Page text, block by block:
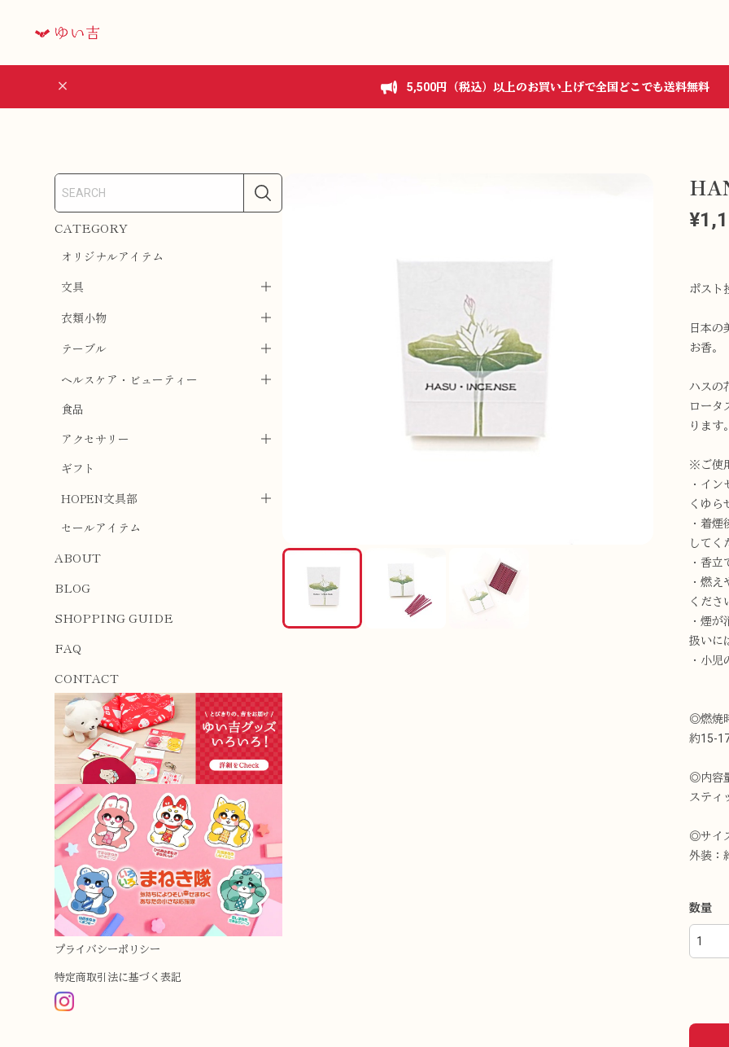
5,500円（税込）以上のお買い上げで全国どこでも送料無料
CATEGORY
オリジナルアイテム
文具
衣類小物
テーブル
ヘルスケア・ビューティー
食品
アクセサリー
ギフト
HOPEN文具部
セールアイテム
ABOUT
BLOG
SHOPPING GUIDE
FAQ
CONTACT
プライバシーポリシー
特定商取引法に基づく表記
ポスト
日本の
お香。
ハスの
ロータ
ります
※ご使
・イ
くゆら
・着
してく
・香
・燃
くださ
・煙
扱いに
・小
◎燃焼
約15-
◎内容
スティ
◎サイ
外装：
数量